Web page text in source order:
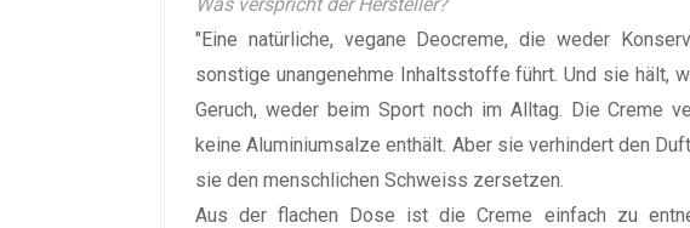
"Eine natürliche, vegane Deocreme, die weder
sonstige unangenehme Inhaltsstoffe führt. Und sie hält,
Geruch, weder beim Sport noch im Alltag. Die Creme
keine Aluminiumsalze enthält. Aber sie verhindert den
sie den menschlichen Schweiss zersetzen.
Aus der flachen Dose ist die Creme einfach zu